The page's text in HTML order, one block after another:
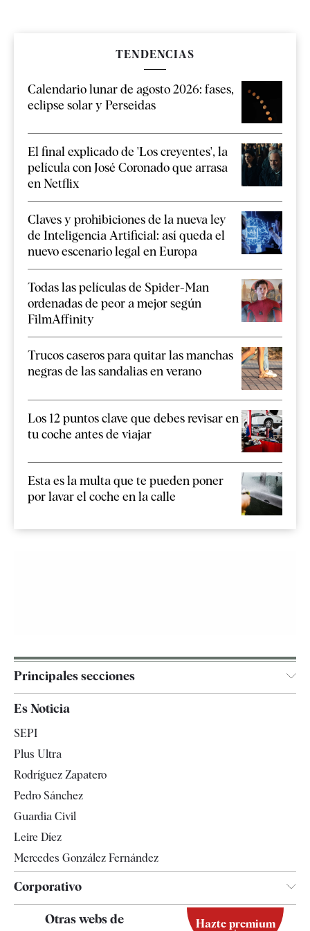
TENDENCIAS
Calendario lunar de agosto 2026: fases,
eclipse solar y Perseidas
El final explicado de 'Los creyentes', la
película con José Coronado que arrasa
en Netflix
Claves y prohibiciones de la nueva ley
de Inteligencia Artificial: así queda el
nuevo escenario legal en Europa
Todas las películas de Spider-Man
ordenadas de peor a mejor según
FilmAffinity
Trucos caseros para quitar las manchas
negras de las sandalias en verano
Los 12 puntos clave que debes revisar en
tu coche antes de viajar
Esta es la multa que te pueden poner
por lavar el coche en la calle
Principales secciones
España
Televisión
Es Noticia
SEPI
Plus Ultra
Rodríguez Zapatero
Pedro Sánchez
Guardia Civil
Leire Díez
Mercedes González Fernández
Corporativo
Contacto
Otras webs de Hazte premium